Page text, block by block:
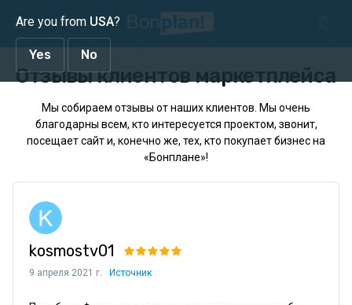
Отзывы клиентов маркетплейса
Мы собираем отзывы от наших клиентов. Мы очень
благодарны всем, кто интересуется проектом, звонит,
посещает сайт и, конечно же, тех, кто покупает бизнес на
«Бонплане»!
kosmostv01
9 апреля 2021 г. Источник
Are you from USA?
Yes No